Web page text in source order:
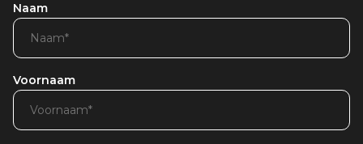
Naam
Voornaam